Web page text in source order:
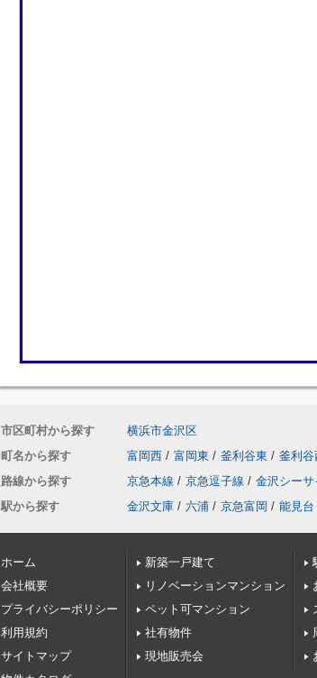
市区町村から探す
横浜市金沢区
町名から探す
富岡西 / 富岡東 / 釜利谷東 / 釜利谷
路線から探す
京急本線 / 京急逗子線 / 金沢シー
駅から探す
金沢文庫 / 六浦 / 京急富岡 / 能見台
ホーム
会社概要
プライバシーポリシー
利用規約
サイトマップ
新築一戸建て
リノベーションマンション
ペット可マンション
社有物件
現地販売会